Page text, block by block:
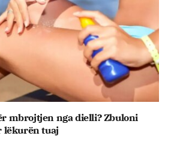
mbrojtjen nga dielli? Zbuloni
lëkurën tuaj